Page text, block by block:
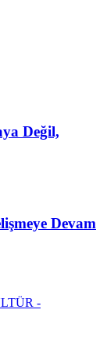
Değil,
Devam
-